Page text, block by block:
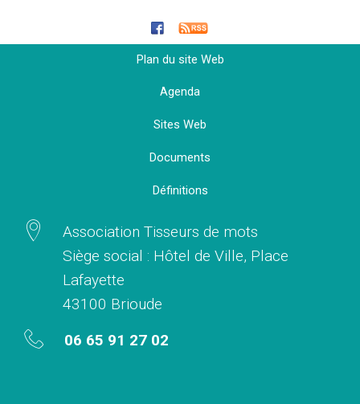
Plan du site Web
Agenda
Sites Web
Documents
Définitions
Association Tisseurs de mots
Siège social : Hôtel de Ville, Place
Lafayette
43100 Brioude
06 65 91 27 02